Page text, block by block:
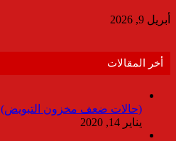
أبريل 9, 2026
أخر المقالات
(حالات ضعف مخزون التبويض)
يناير 14, 2020